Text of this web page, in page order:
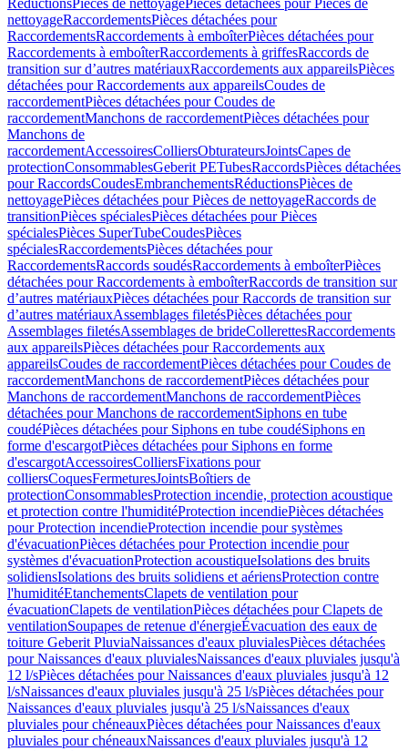
RéductionsPièces de nettoyagePièces détachées pour Pièces de
nettoyageRaccordementsPièces détachées pour
RaccordementsRaccordements à emboîterPièces détachées pour
Raccordements à emboîterRaccordements à griffesRaccords de
transition sur d’autres matériauxRaccordements aux appareilsPièces
détachées pour Raccordements aux appareilsCoudes de
raccordementPièces détachées pour Coudes de
raccordementManchons de raccordementPièces détachées pour
Manchons de
raccordementAccessoiresColliersObturateursJointsCapes de
protectionConsommablesGeberit PETubesRaccordsPièces détachées
pour RaccordsCoudesEmbranchementsRéductionsPièces de
nettoyagePièces détachées pour Pièces de nettoyageRaccords de
transitionPièces spécialesPièces détachées pour Pièces
spécialesPièces SuperTubeCoudesPièces
spécialesRaccordementsPièces détachées pour
RaccordementsRaccords soudésRaccordements à emboîterPièces
détachées pour Raccordements à emboîterRaccords de transition sur
d’autres matériauxPièces détachées pour Raccords de transition sur
d’autres matériauxAssemblages filetésPièces détachées pour
Assemblages filetésAssemblages de brideCollerettesRaccordements
aux appareilsPièces détachées pour Raccordements aux
appareilsCoudes de raccordementPièces détachées pour Coudes de
raccordementManchons de raccordementPièces détachées pour
Manchons de raccordementManchons de raccordementPièces
détachées pour Manchons de raccordementSiphons en tube
coudéPièces détachées pour Siphons en tube coudéSiphons en
forme d'escargotPièces détachées pour Siphons en forme
d'escargotAccessoiresColliersFixations pour
colliersCoquesFermeturesJointsBoîtiers de
protectionConsommablesProtection incendie, protection acoustique
et protection contre l'humiditéProtection incendiePièces détachées
pour Protection incendieProtection incendie pour systèmes
d'évacuationPièces détachées pour Protection incendie pour
systèmes d'évacuationProtection acoustiqueIsolations des bruits
solidiensIsolations des bruits solidiens et aériensProtection contre
l'humiditéEtanchementsClapets de ventilation pour
évacuationClapets de ventilationPièces détachées pour Clapets de
ventilationSoupapes de retenue d'énergieÉvacuation des eaux de
toiture Geberit PluviaNaissances d'eaux pluvialesPièces détachées
pour Naissances d'eaux pluvialesNaissances d'eaux pluviales jusqu'à
12 l/sPièces détachées pour Naissances d'eaux pluviales jusqu'à 12
l/sNaissances d'eaux pluviales jusqu'à 25 l/sPièces détachées pour
Naissances d'eaux pluviales jusqu'à 25 l/sNaissances d'eaux
pluviales pour chéneauxPièces détachées pour Naissances d'eaux
pluviales pour chéneauxNaissances d'eaux pluviales jusqu'à 12